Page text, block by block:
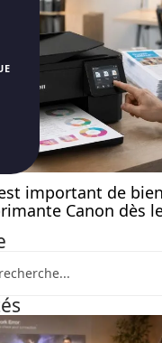
important de
Canon dès